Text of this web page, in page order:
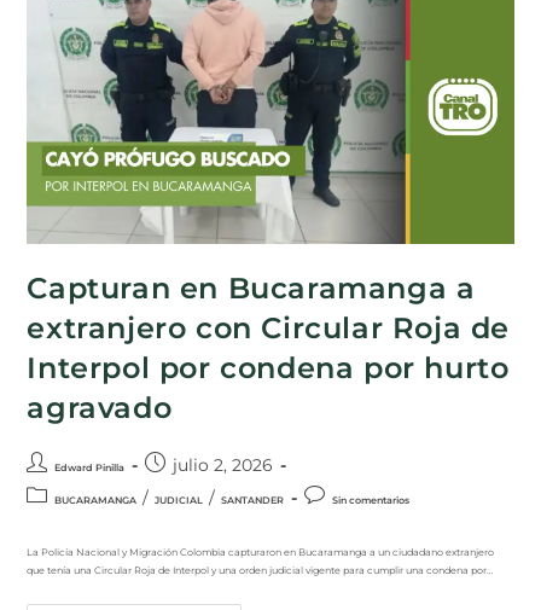
Capturan en Bucaramanga a
extranjero con Circular Roja de
Interpol por condena por hurto
agravado
Edward Pinilla julio 2, 2026
BUCARAMANGA / JUDICIAL / SANTANDER Sin comentarios
La Policía Nacional y Migración Colombia capturaron en Bucaramanga a un ciudadano extranjero
que tenía una Circular Roja de Interpol y una orden judicial vigente para cumplir una condena por…